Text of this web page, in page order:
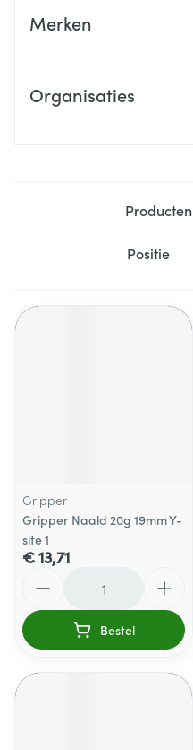
Merken
Organisaties
Producten
Sorteer op:
Gripper
Gripper Naald 20g 19mm Y-
site 1
€ 13,71
Bestel